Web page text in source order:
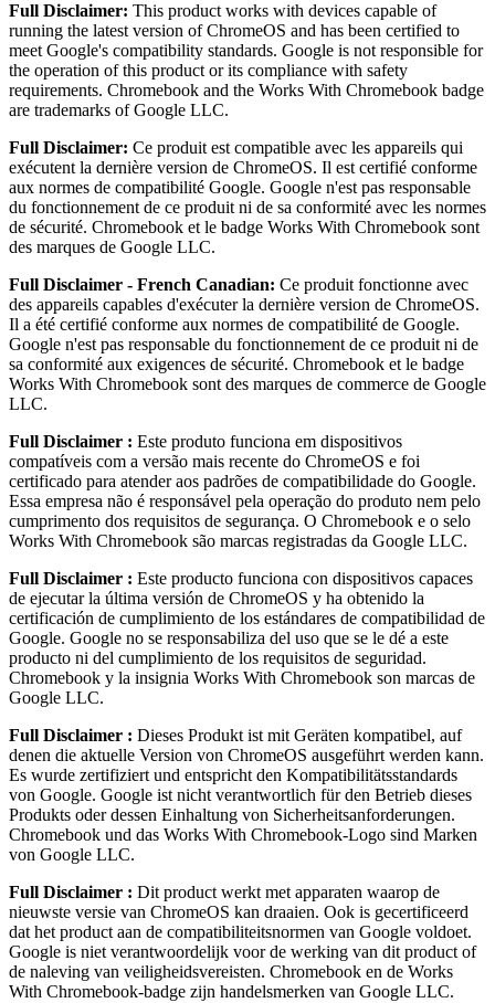
Full Disclaimer: This product works with devices capable of
running the latest version of ChromeOS and has been certified to
meet Google's compatibility standards. Google is not responsible for
the operation of this product or its compliance with safety
requirements. Chromebook and the Works With Chromebook badge
are trademarks of Google LLC.
Full Disclaimer: Ce produit est compatible avec les appareils qui
exécutent la dernière version de ChromeOS. Il est certifié conforme
aux normes de compatibilité Google. Google n'est pas responsable
du fonctionnement de ce produit ni de sa conformité avec les normes
de sécurité. Chromebook et le badge Works With Chromebook sont
des marques de Google LLC.
Full Disclaimer - French Canadian: Ce produit fonctionne avec
des appareils capables d'exécuter la dernière version de ChromeOS.
Il a été certifié conforme aux normes de compatibilité de Google.
Google n'est pas responsable du fonctionnement de ce produit ni de
sa conformité aux exigences de sécurité. Chromebook et le badge
Works With Chromebook sont des marques de commerce de Google
LLC.
Full Disclaimer : Este produto funciona em dispositivos
compatíveis com a versão mais recente do ChromeOS e foi
certificado para atender aos padrões de compatibilidade do Google.
Essa empresa não é responsável pela operação do produto nem pelo
cumprimento dos requisitos de segurança. O Chromebook e o selo
Works With Chromebook são marcas registradas da Google LLC.
Full Disclaimer : Este producto funciona con dispositivos capaces
de ejecutar la última versión de ChromeOS y ha obtenido la
certificación de cumplimiento de los estándares de compatibilidad de
Google. Google no se responsabiliza del uso que se le dé a este
producto ni del cumplimiento de los requisitos de seguridad.
Chromebook y la insignia Works With Chromebook son marcas de
Google LLC.
Full Disclaimer : Dieses Produkt ist mit Geräten kompatibel, auf
denen die aktuelle Version von ChromeOS ausgeführt werden kann.
Es wurde zertifiziert und entspricht den Kompatibilitätsstandards
von Google. Google ist nicht verantwortlich für den Betrieb dieses
Produkts oder dessen Einhaltung von Sicherheitsanforderungen.
Chromebook und das Works With Chromebook-Logo sind Marken
von Google LLC.
Full Disclaimer : Dit product werkt met apparaten waarop de
nieuwste versie van ChromeOS kan draaien. Ook is gecertificeerd
dat het product aan de compatibiliteitsnormen van Google voldoet.
Google is niet verantwoordelijk voor de werking van dit product of
de naleving van veiligheidsvereisten. Chromebook en de Works
With Chromebook-badge zijn handelsmerken van Google LLC.